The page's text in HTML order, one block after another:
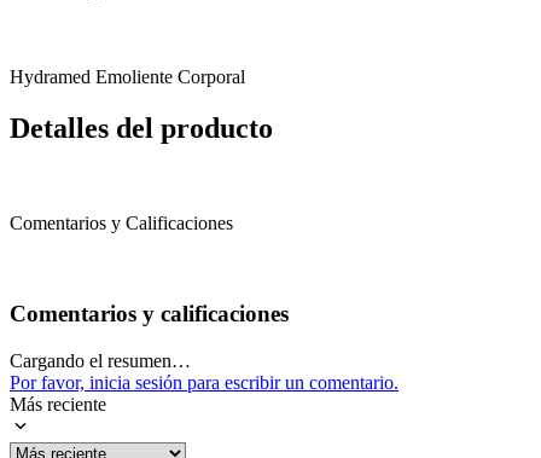
Hydramed Emoliente Corporal
Detalles del producto
Comentarios y Calificaciones
Comentarios y calificaciones
Cargando el resumen…
Por favor, inicia sesión para escribir un comentario.
Más reciente